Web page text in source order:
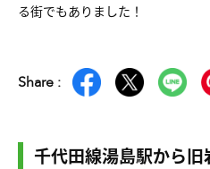
る街でもありました！
Share :
千代田線湯島駅から